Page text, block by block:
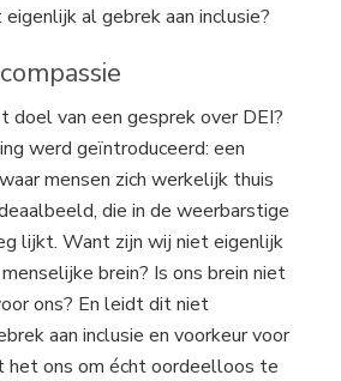
eigenlijk al gebrek aan inclusie?
doel van een gesprek over DEI?
werd geïntroduceerd: een
mensen zich werkelijk thuis
die in de weerbarstige
lijkt. Want zijn wij niet eigenlijk
menselijke brein? Is ons brein niet
ons? En leidt dit niet
aan inclusie en voorkeur voor
het ons om écht oordeelloos te